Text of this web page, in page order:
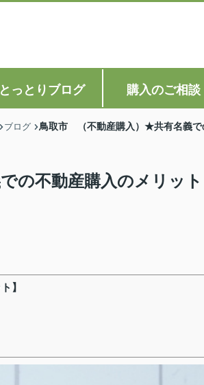
とっとりブログ 購入のご相談
ブログ 鳥取市 （不動産購入）★共有名義で
の不動産購入のメリット
】